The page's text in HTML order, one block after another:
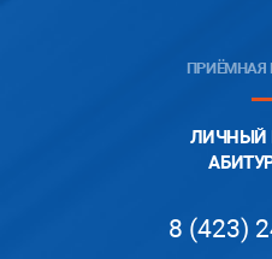
ЛИЧНЫЙ
8 (423)